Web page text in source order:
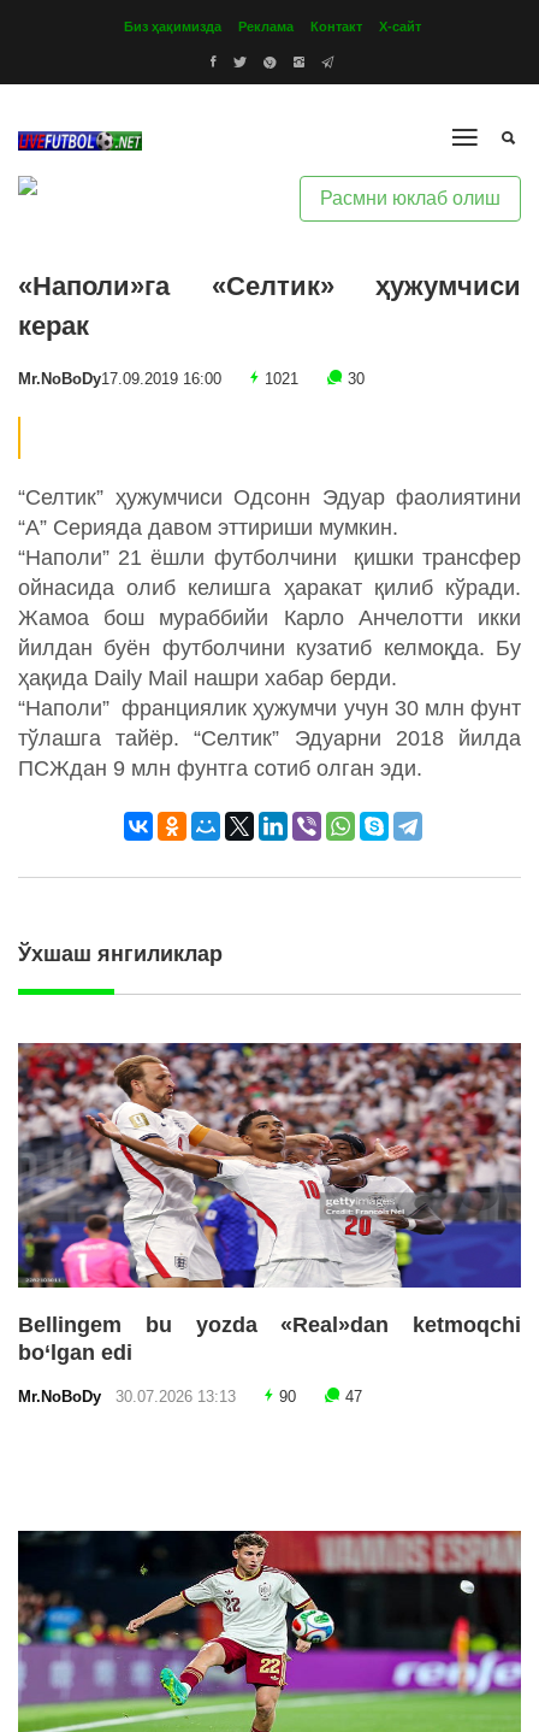
Биз ҳақимизда Реклама Контакт Х-сайт
Расмни юклаб олиш
«Наполи»га «Селтик» ҳужумчиси
керак
Mr.NoBoDy17.09.2019 16:00 1021 30
“Селтик” ҳужумчиси Одсонн Эдуар фаолиятини
“А” Серияда давом эттириши мумкин.
“Наполи” 21 ёшли футболчини қишки трансфер
ойнасида олиб келишга ҳаракат қилиб кўради.
Жамоа бош мураббийи Карло Анчелотти икки
йилдан буён футболчини кузатиб келмоқда. Бу
ҳақида Daily Mail нашри хабар берди.
“Наполи” франциялик ҳужумчи учун 30 млн фунт
тўлашга тайёр. “Селтик” Эдуарни 2018 йилда
ПСЖдан 9 млн фунтга сотиб олган эди.
Ўхшаш янгиликлар
Bellingem bu yozda «Real»dan ketmoqchi
bo‘lgan edi
Mr.NoBoDy 30.07.2026 13:13 90 47